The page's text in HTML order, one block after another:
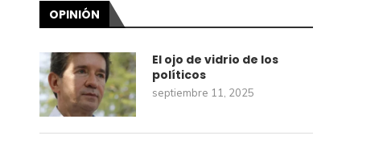
OPINIÓN
El ojo de vidrio de los
políticos
septiembre 11, 2025